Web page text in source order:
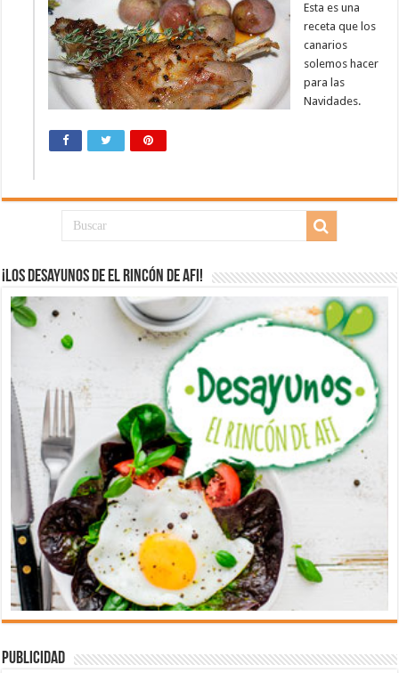
Esta es una
receta que los
canarios
solemos hacer
para las
Navidades.
¡Los desayunos de El Rincón de Afi!
Publicidad